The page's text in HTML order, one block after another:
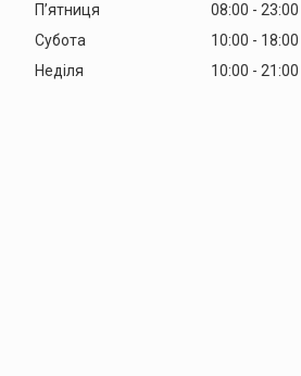
Пʼятниця
08:00
23:00
Субота
10:00
18:00
Неділя
10:00 21:00